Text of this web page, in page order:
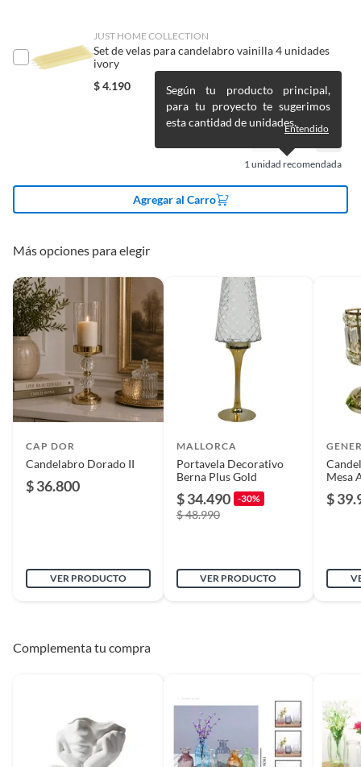
De uso personal.
Detalle de la garantía 6 meses
Dorado
FLOREROS DECORATIVOS
Material Metal
Color
Alto
JUST HOME COLLECTION
Set de velas para candelabro vainilla 4 unidades
ivory
$4.190
1unidad recomendada
Según tu producto principal,
para tu proyecto te sugerimos
esta cantidad de unidades.Entendido
Agregar al Carro
Más opciones para elegir
CAP DOR
Candelabro Dorado II
$ 36.800
VER PRODUCTO
MALLORCA
Portavela Decorativo
Berna Plus Gold
$ 34.490 -30%
$ 48.990
VER PRODUCTO
Mesa
$
Complementa tu compra